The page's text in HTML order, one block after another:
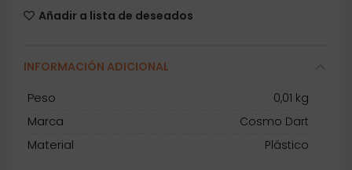
Añadir a lista de deseados
INFORMACIÓN ADICIONAL
Peso 0,01 kg
Marca Cosmo Dart
Material Plástico